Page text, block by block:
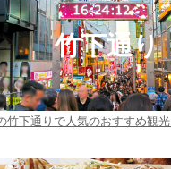
竹下通り
竹下通りで人気のおすすめ観